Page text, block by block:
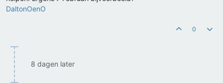
DaltonOenO
0
8 dagen later